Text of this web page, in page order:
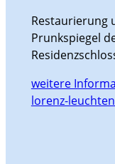
Restaurierung
Prunkspiegel
weitere
lorenz-